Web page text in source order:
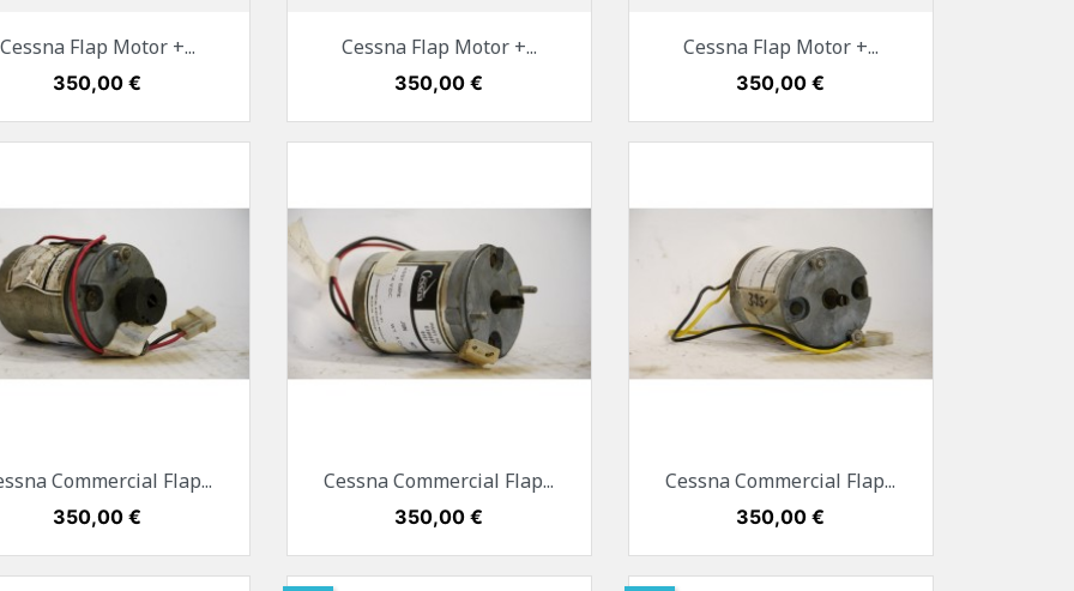
Vorschau
Cessna Flap Motor +...
Preis
350,00 €
Vorschau
Cessna Flap Motor +...
Preis
350,00 €
Vorschau
Cessna Flap Motor +...
Preis
350,00 €
 Vorschau
Commercial Flap...
Preis
350,00 €
 Vorschau
Cessna Commercial Flap...
Preis
350,00 €
 Vorschau
Cessna Commercial Flap...
Preis
350,00 €